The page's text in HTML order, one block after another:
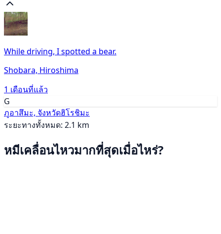
While driving, I spotted a bear.
Shobara, Hiroshima
1 เดือนที่แล้ว
G
ภูอาสึมะ, จังหวัดฮิโรชิมะ
ระยะทางทั้งหมด: 2.1 km
หมีเคลื่อนไหวมากที่สุดเมื่อไหร่?